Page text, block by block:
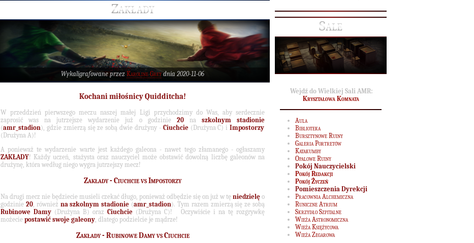
Zakłady
Wykaligrafowane przez Karoline Greydnia 2020-11-06
Kochani miłośnicy Quidditcha!
W przeddzień pierwszego meczu naszej małej Ligi przychodzimy do Was, aby serdecznie
zaprosić was na jutrzejsze wydarzenie już o godzinie 20na szkolnym stadionie
(amr_stadion), gdzie zmierzą się ze sobą dwie drużyny - Ciuchcie(Drużyna C) iImpostorzy
(Drużyna A)!
A ponieważ te wydarzenie warte jest każdego galeona - nawet tego złamanego - ogłaszamy
ZAKŁADY! Każdy uczeń, stażysta oraz nauczyciel może obstawić dowolną liczbę galeonów na
drużynę, która według niego wygra jutrzejszy mecz!
Zakłady - Ciuchcie vs Impostorzy
Na drugi mecz nie będziecie musieli czekać długo, ponieważ odbędzie się on już w tę niedzielę o
godzinie 20, również na szkolnym stadionie (amr_stadion). Tym razem zmierzą się ze sobą
Rubinowe Damy(Drużyna B) oraz Ciuchcie(Drużyna C)! Oczywiście i na tę rozgrywkę
możecie postawić swoje galeony, dlatego podzielcie je mądrze!
Zakłady - Rubinowe Damy vs Ciuchcie
Sale
Wejdź do Wielkiej Sali AMR:
Kryształowa Komnata
Aula
Biblioteka
Bursztynowe Ruiny
Galeria Portretów
Katakumby
Opalowe Ruiny
Pokój Nauczycielski
Pokój Redakcji
Pokój Życzeń
Pomieszczenia Dyrekcji
Pracownia Alchemiczna
Runiczne Atrium
Skrzydło Szpitalne
Wieża Astronomiczna
Wieża Księżycowa
Wieża Zegarowa